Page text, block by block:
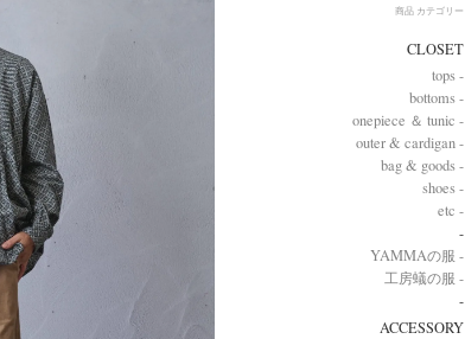
商品 カテゴリー
CLOSET
tops -
bottoms -
onepiece ＆ tunic -
outer & cardigan -
bag & goods -
shoes -
etc -
-
YAMMAの服 -
工房蟻の服 -
-
ACCESSORY